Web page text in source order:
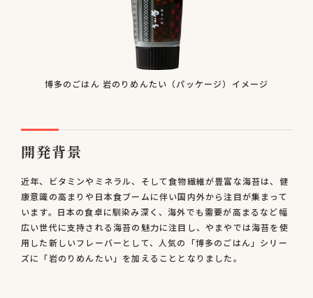
博多のごはん 岩のりめんたい（パッケージ）イメージ
開発背景
近年、ビタミンやミネラル、そして食物繊維が豊富な海苔は、健
康意識の高まりや日本食ブームに伴い国内外から注目が集まって
います。日本の食卓に馴染み深く、海外でも需要が高まるなど幅
広い世代に支持される海苔の魅力に注目し、やまやでは海苔を使
用した新しいフレーバーとして、人気の「博多のごはん」シリー
ズに「岩のりめんたい」を加えることとなりました。